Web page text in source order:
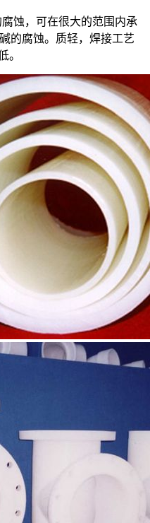
蚀，可在很大的范围内承
的腐蚀。质轻，焊接工艺
。